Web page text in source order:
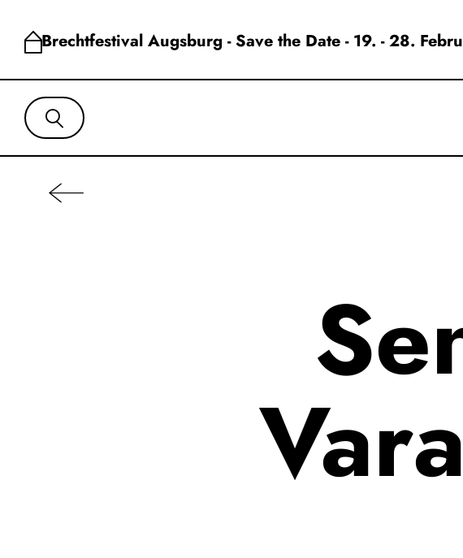
Brechtfestival Augsburg - Save the Date - 19. - 28.